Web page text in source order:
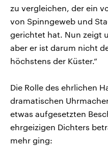
zu vergleichen, der ein
von Spinngeweb und
gerichtet hat. Nun zeigt
aber er ist darum nicht
höchstens der Küster.“
Die Rolle des ehrlichen
dramatischen
etwas aufgesetzten
ehrgeizigen Dichters
mehr ging: